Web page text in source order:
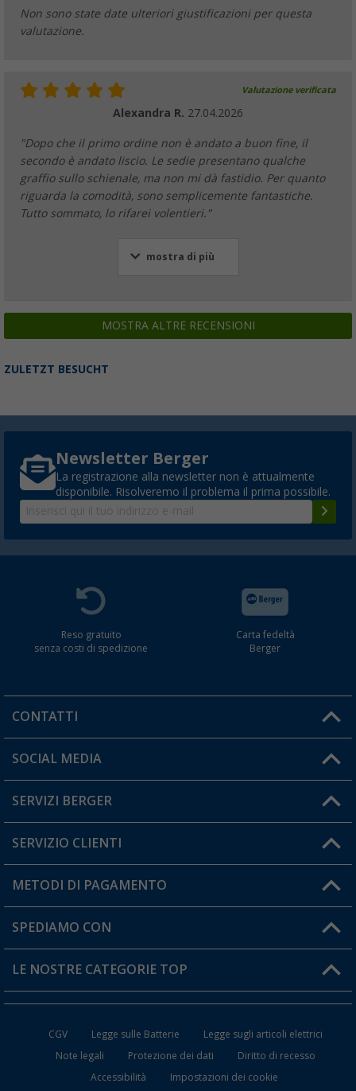
Non sono state date ulteriori giustificazioni per questa
valutazione.
Valutazione verificata
Alexandra R. 27.04.2026
"Dopo che il primo ordine non è andato a buon fine, il
secondo è andato liscio. Le sedie presentano qualche
graffio sullo schienale, ma non mi dà fastidio. Per quanto
riguarda la comodità, sono semplicemente fantastiche.
Tutto sommato, lo rifarei volentieri."
mostra di più
MOSTRA ALTRE RECENSIONI
ZULETZT BESUCHT
Newsletter Berger
La registrazione alla newsletter non è attualmente
disponibile. Risolveremo il problema il prima possibile.
Reso gratuito
senza costi di spedizione
Carta fedeltà
Berger
CONTATTI
Orari di apertura del servizio:
Hai una domanda?
SOCIAL MEDIA
SERVIZI BERGER
Diventare rivenditori
Il mio Account
Carta fedeltà Berger
SERVIZIO CLIENTI
Informazioni sulla spedizione
Resi
FAQ e Contatti
METODI DI PAGAMENTO
SPEDIAMO CON
LE NOSTRE CATEGORIE TOP
Mobili per il Campeggio
CGV Legge sulle Batterie
Legge sugli articoli elettrici
Note legali
Protezione dei dati
Diritto di recesso
Accessibilità
Impostazioni dei cookie